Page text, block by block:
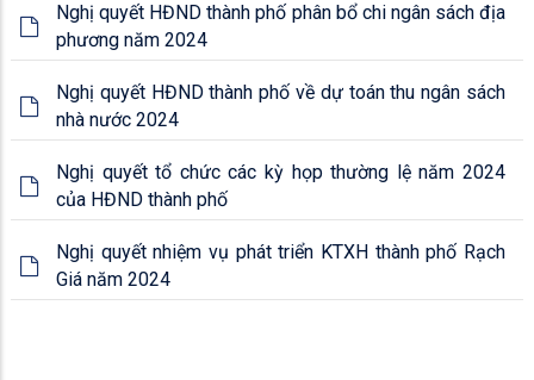
Nghị quyết HĐND thành phố phân bổ chi ngân sách địa
phương năm 2024
Nghị quyết HĐND thành phố về dự toán thu ngân sách
nhà nước 2024
Nghị quyết tổ chức các kỳ họp thường lệ năm 2024
của HĐND thành phố
Nghị quyết nhiệm vụ phát triển KTXH thành phố Rạch
Giá năm 2024